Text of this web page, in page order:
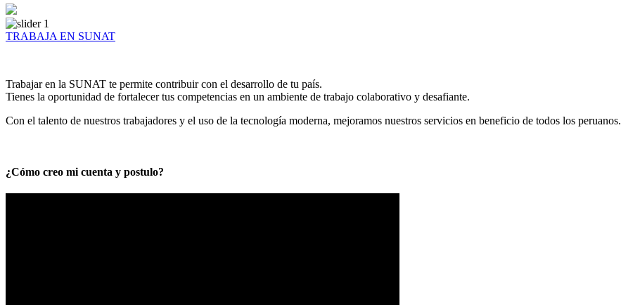
TRABAJA EN SUNAT
Trabajar en la SUNAT te permite contribuir con el desarrollo de tu país.
Tienes la oportunidad de fortalecer tus competencias en un ambiente de trabajo colaborativo y desafiante.
Con el talento de nuestros trabajadores y el uso de la tecnología moderna, mejoramos nuestros servicios en beneficio de todos los peruanos.
¿Cómo creo mi cuenta y postulo?